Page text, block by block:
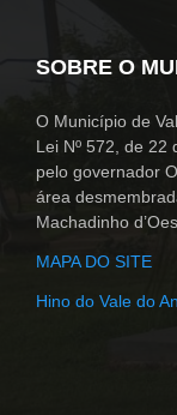
SOBRE O
O Município de
Lei Nº 572, de 22
pelo governador
área
Machadinho
MAPA DO SITE
Hino do Vale do